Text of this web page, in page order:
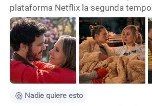
plataforma Netflix la segunda
de comedia romántica Nobody
quiere esto, en español. Esta nueva
con diez capítulos de alrededor de
uno, una duración breve que la
sin grandes pretensiones, pero que,
invita a reflexionar sobre temas
Nadie quiere esto